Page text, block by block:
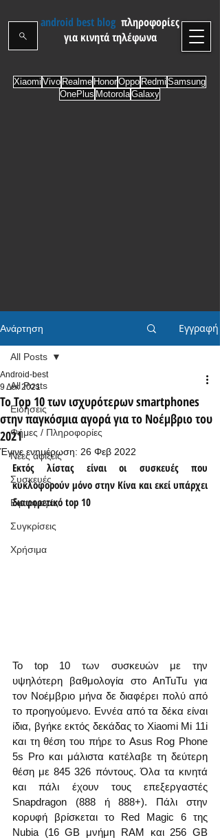
android best blog πληροφορίες
για κινητά τηλέφωνα
Xiaomi Vivo Realme HonorOppo Redmi Samsung
OnePlus MotorolaGalaxy
Ανάρτηση Εγγραφή
All Posts
Ειδήσεις
Φήμες / Πληροφορίες
Νέες αφίξεις
Συσκευές
Εφαρμογές
Συγκρίσεις
Χρήσιμα
All Posts
Το Top 10 των ισχυρότερων smartphones
στην παγκόσμια αγορά για το Νοέμβριο του
2021
Android-best
9 Δεκ 2021
Έγινε ενημέρωση: 26 Φεβ 2022
Εκτός λίστας είναι οι συσκευές που
κυκλοφορούν μόνο στην Κίνα και εκεί υπάρχει
διαφορετικό top 10
Το top 10 των συσκευών με την
υψηλότερη βαθμολογία στο AnTuTu για
τον Νοέμβριο μήνα δε διαφέρει πολύ από
το προηγούμενο. Εννέα από τα δέκα είναι
ίδια, βγήκε εκτός δεκάδας το Xiaomi Mi 11i
και τη θέση του πήρε το Asus Rog Phone
5s Pro και μάλιστα κατέλαβε τη δεύτερη
θέση με 845 326 πόντους. Όλα τα κινητά
και πάλι έχουν τους επεξεργαστές
Snapdragon (888 ή 888+). Πάλι στην
κορυφή βρίσκεται το Red Magic 6 της
Nubia (16 GB μνήμη RAM και 256 GB